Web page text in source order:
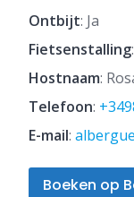
Ontbijt: Ja
Fietsenstalling
Hostnaam:
Telefoon:
E-mail:
Boeken op